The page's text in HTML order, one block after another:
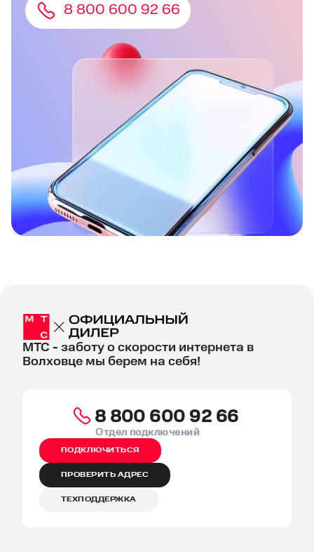
8 800 600 92 66
МТС - заботу о скорости интернета в
Волховце мы берем на себя!
8 800 600 92 66
Отдел подключений
ПОДКЛЮЧИТЬСЯ
ПРОВЕРИТЬ АДРЕС
ТЕХПОДДЕРЖКА